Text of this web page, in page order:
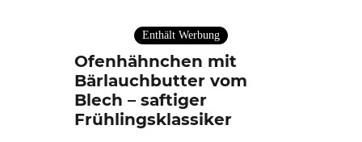
Enthält Werbung
Ofenhähnchen mit
Bärlauchbutter vom
Blech – saftiger
Frühlingsklassiker